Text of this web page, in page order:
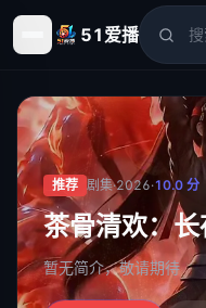
51爱播
51爱播- 电影、电视剧
推荐 剧集·2026·10.0 分
茶骨清欢：
暂无简介，敬请期待